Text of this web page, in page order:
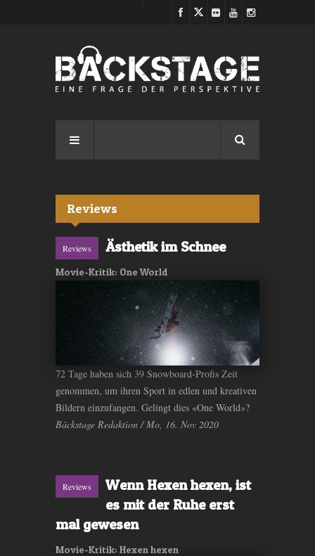
Reviews
Reviews Ästhetik im Schnee
Movie-Kritik: One World
72 Tage haben sich 39 Snowboard-Profis Zeit
genommen, um ihren Sport in edlen und kreativen
Bildern einzufangen. Gelingt dies «One World»?
Bäckstage Redaktion / Mo, 16. Nov 2020
Reviews
Wenn Hexen hexen, ist
es mit der Ruhe erst
mal gewesen
Movie-Kritik: Hexen hexen